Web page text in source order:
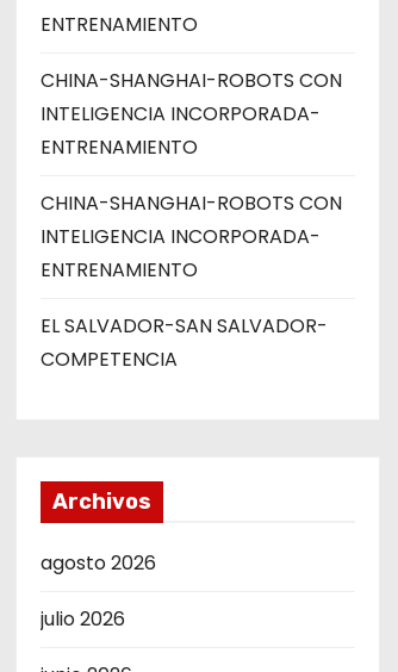
ENTRENAMIENTO
CHINA-SHANGHAI-ROBOTS CON
INTELIGENCIA INCORPORADA-
ENTRENAMIENTO
CHINA-SHANGHAI-ROBOTS CON
INTELIGENCIA INCORPORADA-
ENTRENAMIENTO
EL SALVADOR-SAN SALVADOR-
COMPETENCIA
Archivos
agosto 2026
julio 2026